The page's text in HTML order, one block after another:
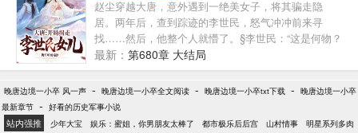
赵尘穿越大唐，意外遇到一绝美女子，将其骗走隐
居。两年后，查到踪迹的李世民，怒气冲冲前来寻
找……然后，他整个人就懵了。§李世民：“这是何物？
亩产多少？”§“土豆啊，亩产一千多斤吧。”§李世民震
惊地看向旁边的奇怪机械：“那又是何物？”§“哦，刚研
发出来的蒸汽机。”§李世民深吸一口气：“好吧，我摊
牌了，我...
最新： 第680章 大结局
晚唐边境一小卒 风一声 - 晚唐边境一小卒全文阅读 - 晚唐边境一小卒txt下载 - 晚唐边境一小卒
最新章节 - 好看的历史军事小说
站内强推 少年大宝 娱乐：蜜姐，你男朋友太棒了 都市极乐后后宫 山村情事
明星系列多肉